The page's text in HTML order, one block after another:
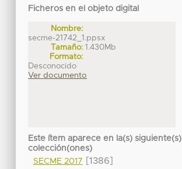
Ficheros en el objeto digital
Nombre:
secme-21742_1.ppsx
Tamaño: 1.430Mb
Formato:
Desconocido
Ver documento
Este ítem aparece en la(s) siguiente(s)
colección(ones)
SECME 2017
[1386]